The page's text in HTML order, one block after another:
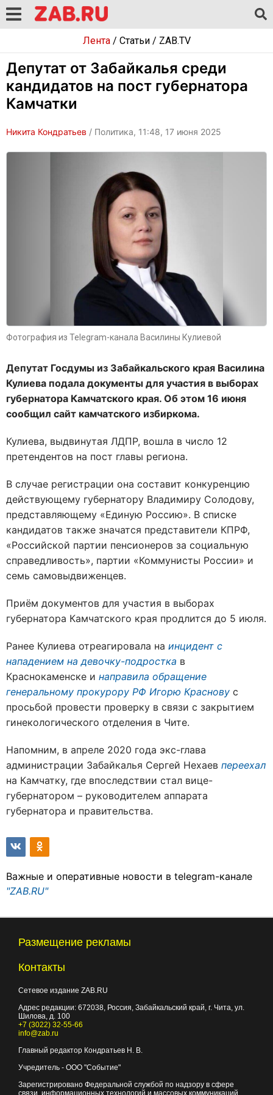
Лента/ Статьи/ ZAB.TV
Депутат от Забайкалья среди
кандидатов на пост губернатора
Камчатки
Никита Кондратьев / Политика, 11:48, 17 июня 2025
Фотография из Telegram-канала Василины Кулиевой
Депутат Госдумы из Забайкальского края Василина
Кулиева подала документы для участия в выборах
губернатора Камчатского края. Об этом 16 июня
сообщил сайт камчатского избиркома.
Кулиева, выдвинутая ЛДПР, вошла в число 12
претендентов на пост главы региона.
В случае регистрации она составит конкуренцию
действующему губернатору Владимиру Солодову,
представляющему «Единую Россию». В списке
кандидатов также значатся представители КПРФ,
«Российской партии пенсионеров за социальную
справедливость», партии «Коммунисты России» и
семь самовыдвиженцев.
Приём документов для участия в выборах
губернатора Камчатского края продлится до 5 июля.
Ранее Кулиева отреагировала на инцидент с
нападением на девочку-подростка в
Краснокаменске и направила обращение
генеральному прокурору РФ Игорю Краснову с
просьбой провести проверку в связи с закрытием
гинекологического отделения в Чите.
Напомним, в апреле 2020 года экс-глава
администрации Забайкалья Сергей Нехаев переехал
на Камчатку, где впоследствии стал вице-
губернатором – руководителем аппарата
губернатора и правительства.
Важные и оперативные новости в telegram-канале
"ZAB.RU"
Размещение рекламы
Контакты
Сетевое издание ZAB.RU
Адрес редакции: 672038 , Россия, Забайкальский край, г. Чита ул.
Шилова, д. 100
+7 (3022) 32-55-66
info@zab.ru
Главный редактор Кондратьев Н. В.
Учредитель - ООО "Событие"
Зарегистрировано Федеральной службой по надзору в сфере
связи, информационных технологий и массовых коммуникаций.